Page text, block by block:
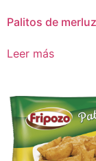
Palitos de
Leer más